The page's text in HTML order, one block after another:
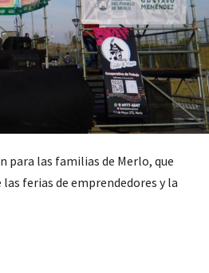
para las familias de Merlo, que
ferias de emprendedores y la